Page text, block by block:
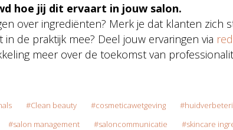
hoe jij dit ervaart in jouw salon.
over ingrediënten? Merk je dat klanten zich
in de praktijk mee? Deel jouw ervaringen via
meer over de toekomst van
Clean beauty cosmeticawetgeving
salon management saloncommunicatie skincare